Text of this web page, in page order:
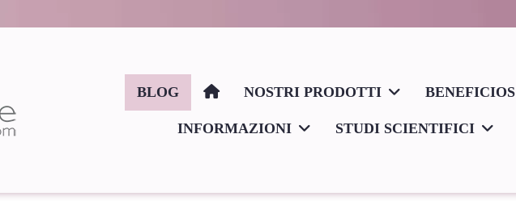
BLOG NOSTRI PRODOTTI BENEFICIOS
INFORMAZIONI STUDI SCIENTIFICI